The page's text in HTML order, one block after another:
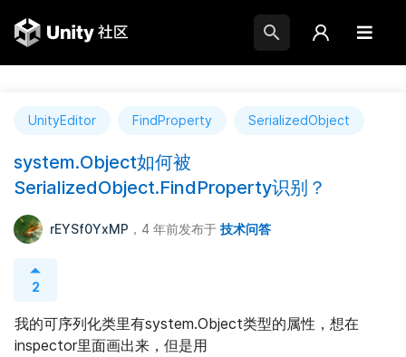
UnityEditor FindProperty SerializedObject
system.Object如何被
SerializedObject.FindProperty识别？
rEYSf0YxMP ，4 年前发布于 技术问答
2
我的可序列化类里有system.Object类型的属性，想在
inspector里面画出来，但是用